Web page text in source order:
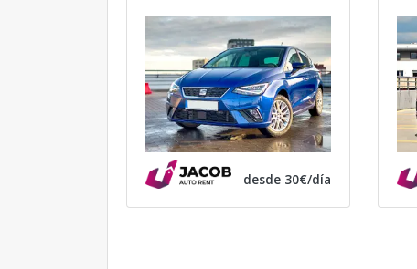
desde 30€/día